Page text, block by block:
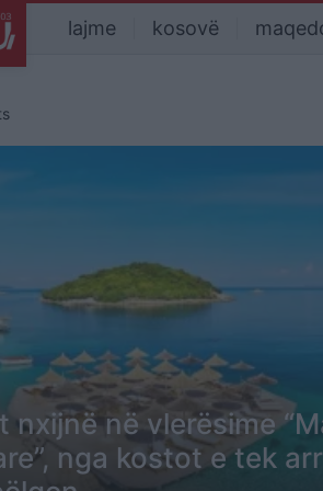
lajme kosovë
nxijnë në vlerësime
nga kostot e tek